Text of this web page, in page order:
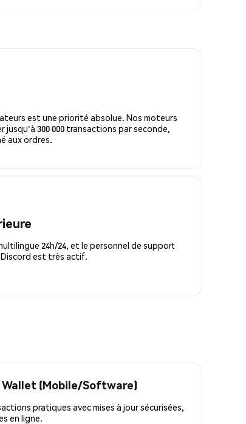
est une priorité absolue. Nos moteurs
300 000 transactions par seconde,
aux ordres.
24h/24, et le personnel de support
Discord est très actif.
(Mobile/Software)
pratiques avec mises à jour sécurisées,
en ligne.